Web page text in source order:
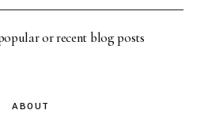
or recent blog posts
ABOUT